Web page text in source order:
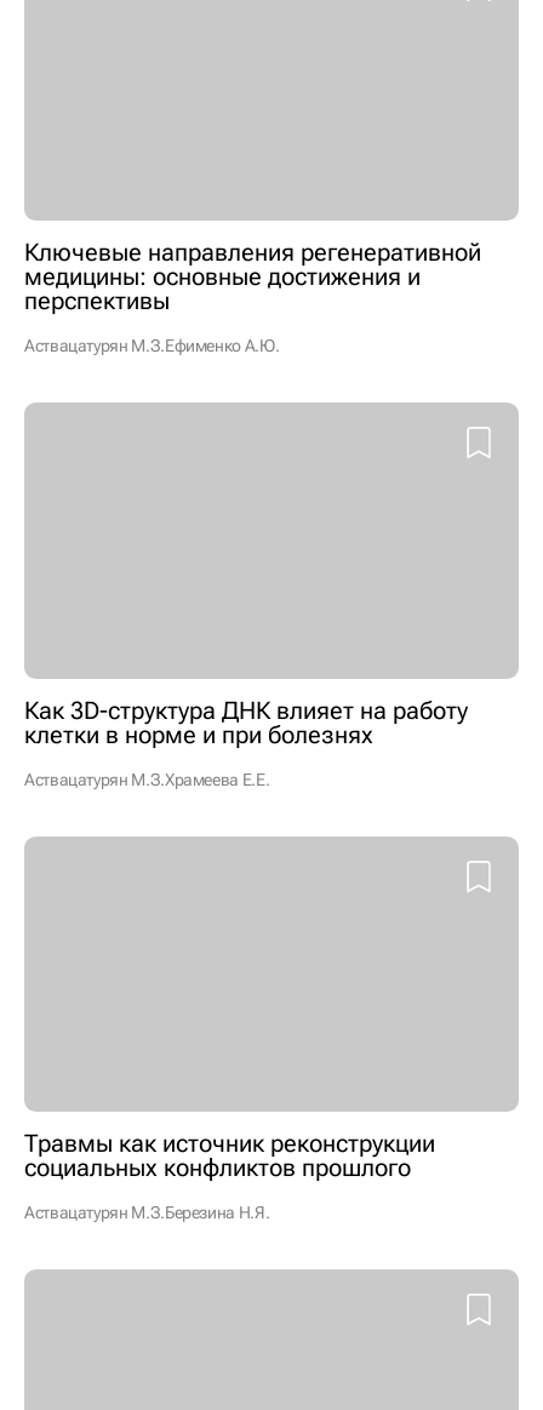
Ключевые направления регенеративной
медицины: основные достижения и
перспективы
Аствацатурян М.З.Ефименко А.Ю.
Как 3D-структура ДНК влияет на работу
клетки в норме и при болезнях
Аствацатурян М.З.Храмеева Е.Е.
Травмы как источник реконструкции
социальных конфликтов прошлого
Аствацатурян М.З.Березина Н.Я.